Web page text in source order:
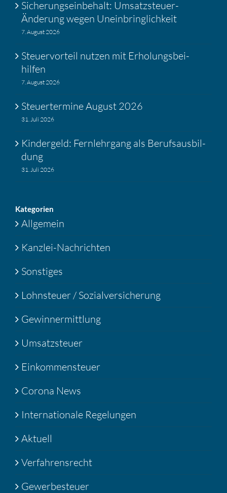
Siche­rungs­ein­be­halt: Umsatz­steuer-
Änderung wegen Unein­bring­lich­keit
7. August 2026
Steuer­vor­teil nutzen mit Erholungs­bei­
hilfen
7. August 2026
Steuer­ter­mine August 2026
31. Juli 2026
Kinder­geld: Fernlehr­gang als Berufs­aus­bil­
dung
31. Juli 2026
Katego­rien
Allgemein
Kanzlei-Nachrichten
Sonstiges
Lohnsteuer / Sozialversicherung
Gewinnermittlung
Umsatzsteuer
Einkommensteuer
Corona News
Internationale Regelungen
Aktuell
Verfahrensrecht
Gewerbesteuer